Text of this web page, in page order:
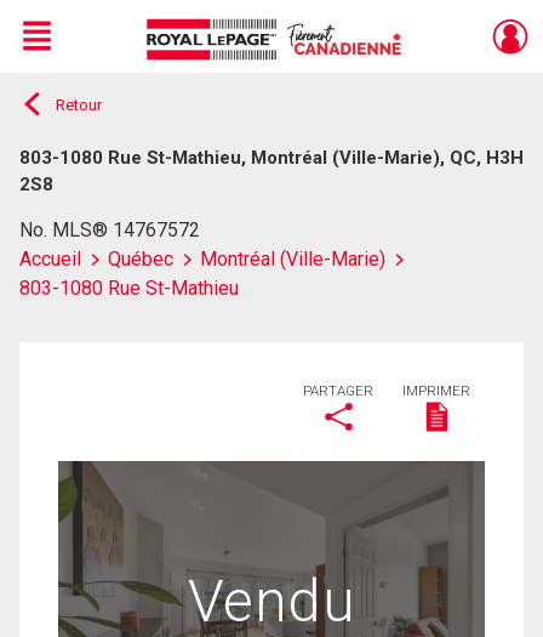
Live
En Direct
Menu
Retour
803-1080 Rue St-Mathieu, Montréal (Ville-Marie), QC, H3H
2S8
No. MLS® 14767572
Accueil
Québec
Montréal (Ville-Marie)
803-1080 Rue St-Mathieu
PARTAGER IMPRIMER
Vendu